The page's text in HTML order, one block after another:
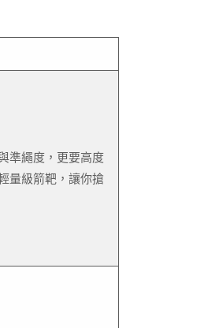
準繩度，更要高度
量級箭靶，讓你搶